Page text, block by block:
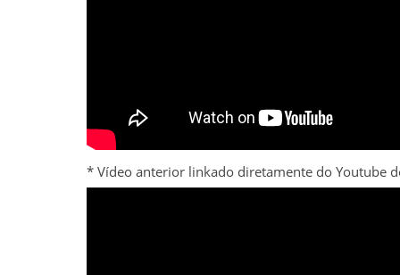
* Vídeo anterior linkado diretamente do Youtube